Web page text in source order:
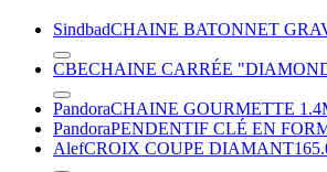
SindbadCHAINE BATONNET
CBECHAINE CARRÉE
PandoraCHAINE GOURMETTE
PandoraPENDENTIF CLÉ EN
AlefCROIX COUPE DIAMANT